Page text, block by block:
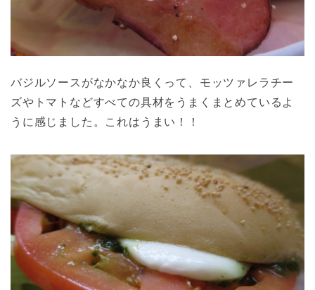
バジルソースがなかなか良くって、モッツァレラチー
ズやトマトなどすべての具材をうまくまとめているよ
うに感じました。これはうまい！！